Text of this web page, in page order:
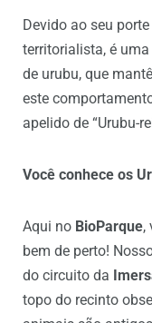
Devido ao seu
territorialista, é
de urubu, que
este
apelido de “Urubu-
Você conhece os
Aqui no BioParque,
bem de perto!
do circuito da
topo do recinto